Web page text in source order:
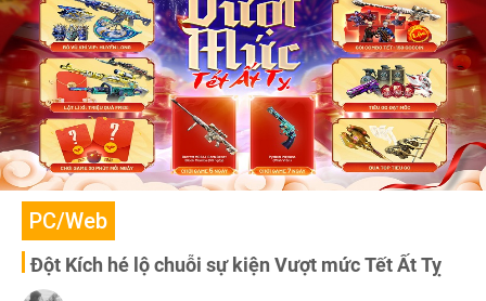
PC/Web
Đột Kích hé lộ chuỗi sự kiện Vượt mức Tết Ất Tỵ